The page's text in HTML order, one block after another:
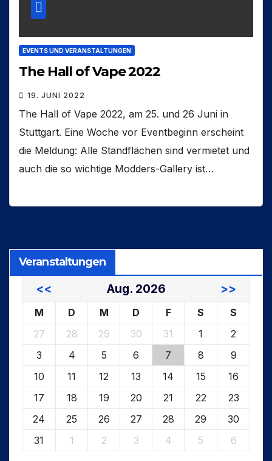
EVENTS UND VERANSTALTUNGEN
The Hall of Vape 2022
19. JUNI 2022
The Hall of Vape 2022, am 25. und 26 Juni in
Stuttgart. Eine Woche vor Eventbeginn erscheint
die Meldung: Alle Standflächen sind vermietet und
auch die so wichtige Modders-Gallery ist…
Veranstaltungen
<< Aug. 2026 >>
M D M D F S
S
27
28 29 30 31 1
2
3
4 5 6 7 8
9
10
11 12 13 14 15
16
17
18 19 20 21 22
23
24
25 26 27 28 29
30
31
1 2 3 4 5 6